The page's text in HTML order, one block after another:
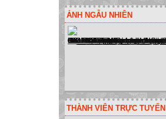
ẢNH NGẪU NHIÊN
THÀNH VIÊN TRỰC TUYẾN